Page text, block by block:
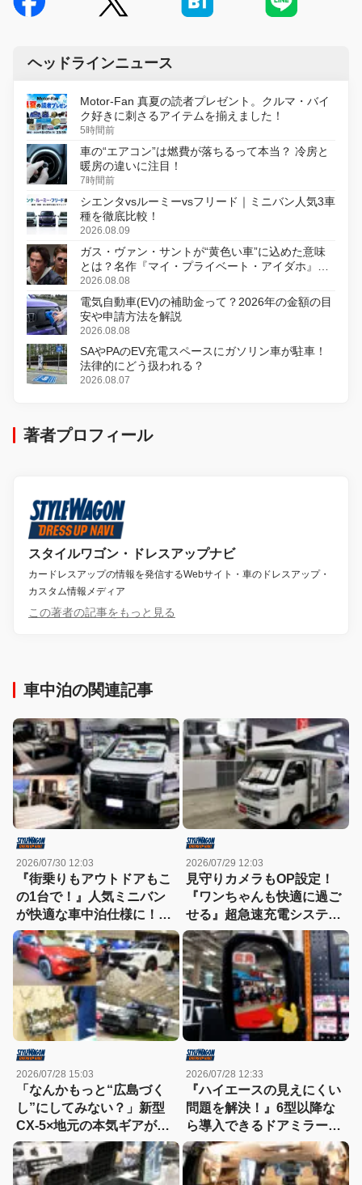
ヘッドラインニュース
Motor-Fan 真夏の読者プレゼント。クルマ・バイ
ク好きに刺さるアイテムを揃えました！
5時間前
車の“エアコン”は燃費が落ちるって本当？ 冷房と
暖房の違いに注目！
7時間前
シエンタvsルーミーvsフリード｜ミニバン人気3車
種を徹底比較！
2026.08.09
ガス・ヴァン・サントが“黄色い車”に込めた意味
とは？名作『マイ・プライベート・アイダホ』が
初のデジタルリマスター版で復活
2026.08.08
電気自動車(EV)の補助金って？2026年の金額の目
安や申請方法を解説
2026.08.08
SAやPAのEV充電スペースにガソリン車が駐車！
法律的にどう扱われる？
2026.08.07
著者プロフィール
スタイルワゴン・ドレスアップナビ
カードレスアップの情報を発信するWebサイト・車のドレスアップ・
カスタム情報メディア
この著者の記事をもっと見る
車中泊の関連記事
2026/07/30 12:03
『街乗りもアウトドアもこ
の1台で！』人気ミニバン
が快適な車中泊仕様に！
【東京キャンピングカーシ
ョー2026】
2026/07/29 12:03
見守りカメラもOP設定！
『ワンちゃんも快適に過ご
せる』超急速充電システム
を搭載した軽トラキャンパ
ー【東京キャンピングカー
ショー2026】
2026/07/28 15:03
「なんかもっと“広島づく
し”にしてみない？」新型
CX-5×地元の本気ギアが融
合したマツダブースが熱す
ぎる！
2026/07/28 12:33
『ハイエースの見えにくい
問題を解決！』6型以降な
ら導入できるドアミラーが
すごく便利！【東京キャン
ピングカーショー2026】